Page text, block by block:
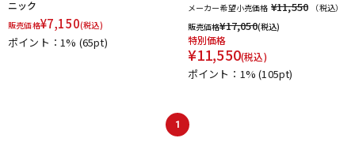
DJ機器 DTM
ニック
販売価格¥7,150(税込)
ポイント：1% (65pt)
メーカー希望小売価格 ¥11,550
（税込）
販売価格¥17,050(税込)
特別価格
¥11,550(税込)
ポイント：1%(105pt)
1